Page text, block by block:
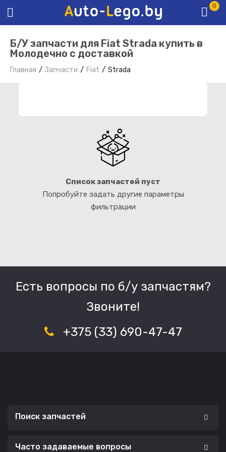
0
Б/У запчасти для Fiat Strada купить в
Молодечно с доставкой
Главная Запчасти Fiat Strada
Список запчастей пуст
Попробуйте задать другие параметры
фильтрации
Есть вопросы по б/у запчастям?
Звоните!
+375 (33) 690-47-47
Поиск запчастей
Часто задаваемые вопросы